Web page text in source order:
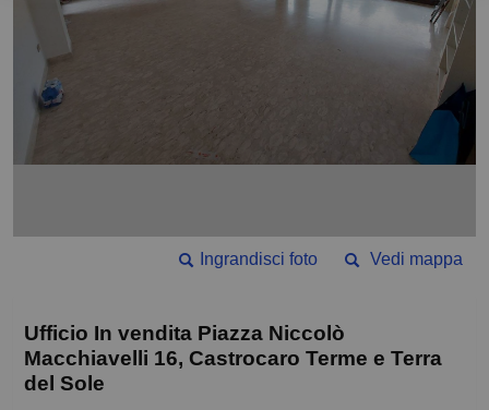
Vedi mappa
Ingrandisci foto
Ufficio In vendita Piazza Niccolò
Macchiavelli 16, Castrocaro Terme e Terra
del Sole